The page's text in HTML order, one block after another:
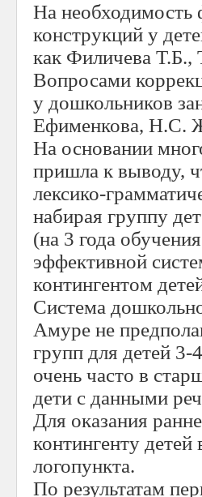
На необходимость
конструкций у
как Филичева Т.Б.,
Вопросами
у дошкольников
Ефименкова, Н.С.
На основании
пришла к выводу,
лексико-
набирая группу
(на 3 года
эффективной
контингентом
Система
Амуре не
групп для детей
очень часто в
дети с данными
Для оказания
контингенту детей
логопункта.
По результатам